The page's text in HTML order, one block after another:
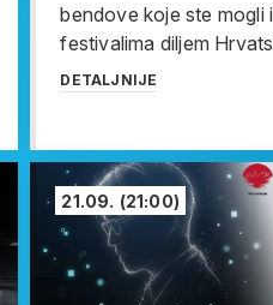
bendove koje ste mogli
festivalima diljem
DETALJNIJE
21.09. (21:00)